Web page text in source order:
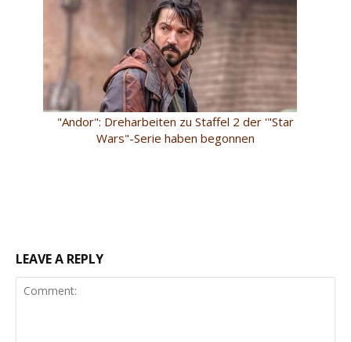
"Andor": Dreharbeiten zu Staffel 2 der '"Star
Wars"-Serie haben begonnen
LEAVE A REPLY